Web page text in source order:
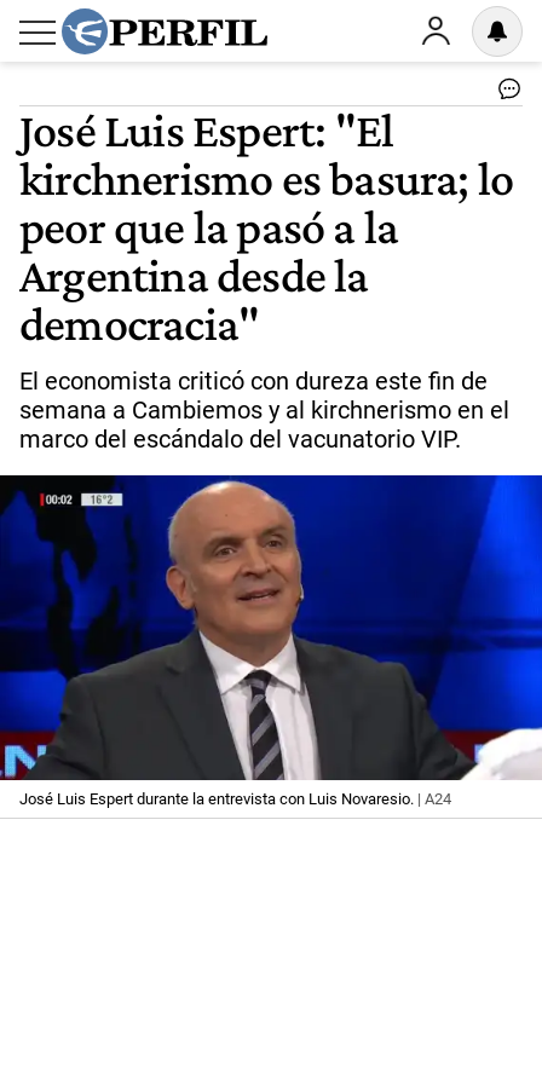
José Luis Espert: "El
kirchnerismo es basura; lo
peor que la pasó a la
Argentina desde la
democracia"
El economista criticó con dureza este fin de
semana a Cambiemos y al kirchnerismo en el
marco del escándalo del vacunatorio VIP.
José Luis Espert durante la entrevista con Luis Novaresio. | A24